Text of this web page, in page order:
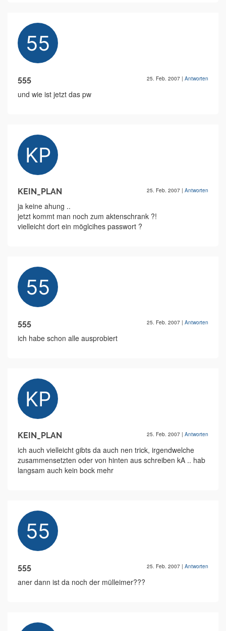
555 25. Feb. 2007 | Antworten
und wie ist jetzt das pw
KEIN_PLAN 25. Feb. 2007 | Antworten
ja keine ahung ..
jetzt kommt man noch zum aktenschrank ?!
vielleicht dort ein möglcihes passwort ?
555 25. Feb. 2007 | Antworten
ich habe schon alle ausprobiert
KEIN_PLAN 25. Feb. 2007 | Antworten
ich auch vielleicht gibts da auch nen trick, irgendwelche
zusammensetzten oder von hinten aus schreiben kA .. hab
langsam auch kein bock mehr
555 25. Feb. 2007 | Antworten
aner dann ist da noch der mülleimer???